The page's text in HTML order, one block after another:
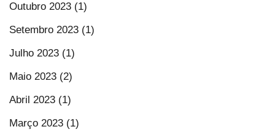
Outubro 2023 (1)
Setembro 2023 (1)
Julho 2023 (1)
Maio 2023 (2)
Abril 2023 (1)
Março 2023 (1)